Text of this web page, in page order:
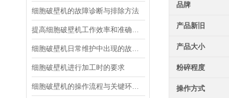
细胞破壁机的故障诊断与排除方法
细胞破壁机进行加工时的要求
品牌
产品新旧
产品大小
粉碎程度
操作方式